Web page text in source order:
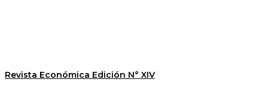
Revista Económica Edición N° XIV